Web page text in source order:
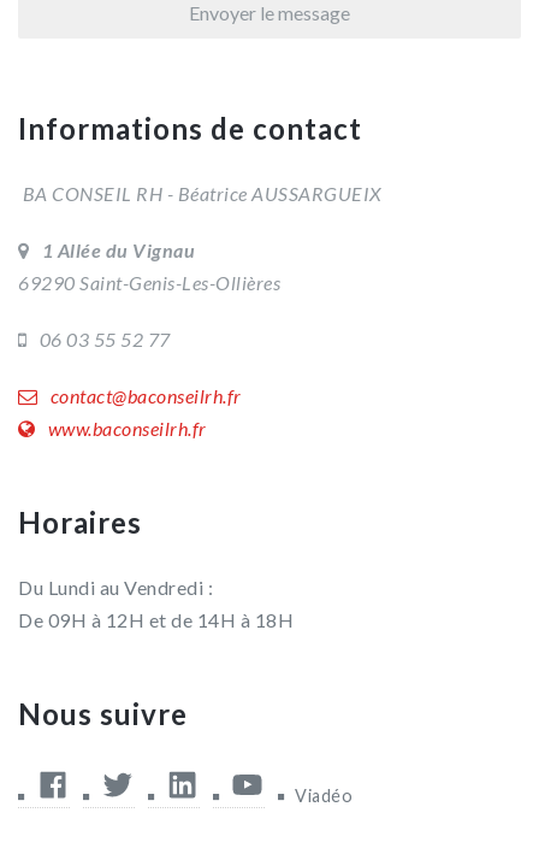
Envoyer le message
Informations de contact
BA CONSEIL RH - Béatrice AUSSARGUEIX
1 Allée du Vignau
69290 Saint-Genis-Les-Ollières
06 03 55 52 77
contact@baconseilrh.fr
www.baconseilrh.fr
Horaires
Du Lundi au Vendredi :
De 09H à 12H et de 14H à 18H
Nous suivre
Viadéo